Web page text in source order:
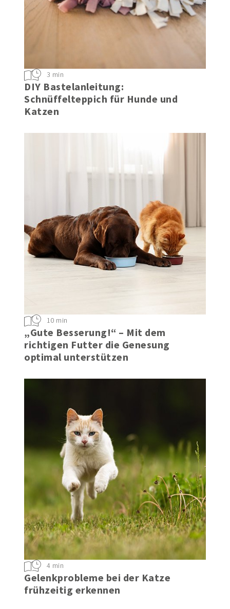
DIY Bastelanleitung:
Schnüffelteppich für Hunde und
Katzen
3 min
„Gute Besserung!“ – Mit dem
richtigen Futter die Genesung
optimal unterstützen
10 min
Gelenkprobleme bei der Katze
frühzeitig erkennen
4 min